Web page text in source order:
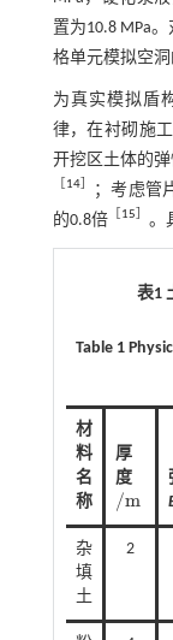
置为10.8 MPa
格单元模拟空洞
为真实模拟盾
律，在衬砌施
开挖区土体的
［14］
；考虑管
的0.8倍［15］ 。
表1
Table 1
材
料
名
称
厚
度
/m
/m
杂
填
土
2